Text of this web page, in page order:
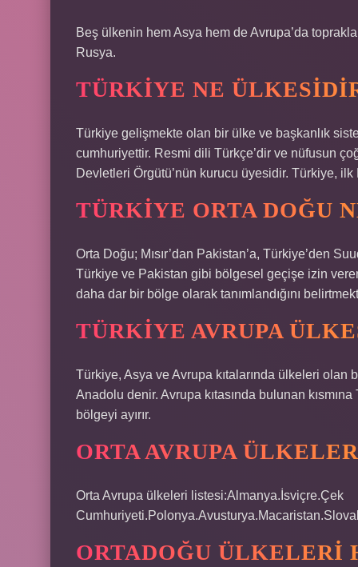
Beş ülkenin hem Asya hem de Avrupa’da
Rusya.
TÜRKIYE NE
Türkiye gelişmekte olan bir ülke ve başkanlık
cumhuriyettir. Resmi dili Türkçe’dir ve nüfusun
Devletleri Örgütü’nün kurucu üyesidir. Türkiye,
TÜRKIYE ORTA DOĞU
Orta Doğu; Mısır’dan Pakistan’a, Türkiye’den
Türkiye ve Pakistan gibi bölgesel geçişe izin
daha dar bir bölge olarak tanımlandığını
TÜRKIYE AVRUPA
Türkiye, Asya ve Avrupa kıtalarında ülkeleri olan
Anadolu denir. Avrupa kıtasında bulunan
bölgeyi ayırır.
ORTA AVRUPA
Orta Avrupa ülkeleri listesi:Almanya.İsviçre.Çek
ORTADOĞU ÜLKELERI